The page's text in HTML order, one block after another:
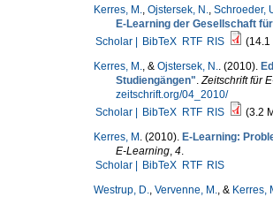
Kerres, M., Ojstersek, N., Schroeder,
E-Learning der Gesellschaft
Scholar |
BibTeX RTF RIS
(14.1
Kerres, M., & Ojstersek, N.. (2010).
Studiengängen".Zeitschrift für
zeitschrift.org/04_2010/
Scholar |
BibTeX RTF RIS
(3.2
Kerres, M . (2010). E-Learning:
E-Learning, 4.
Scholar |
BibTeX RTF RIS
Westrup, D., Vervenne, M., & Kerres,